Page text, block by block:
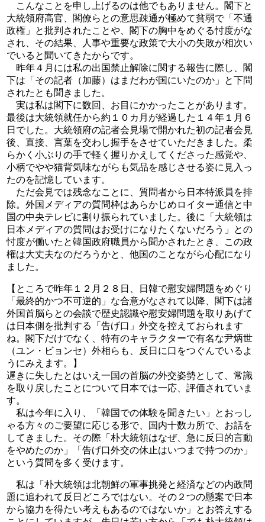
こんなことを申し上げるのは他でもありません。閣下と
大統領府高官、閣僚らとの意思疎通が極めて貧弱で「不通
政権」と批判されたことや、閣下の胸中をめぐる忖度がな
され、その結果、人事や重要な政策で大小の失敗が相次い
でいると聞いてきたからです。
昨年４月には私の出国禁止解除に関する報告に際し、閣
下は「その記者（加藤）はまだわが国にいたのか」と下問
されたとも聞きました。
実は私は閣下に数回、お目にかかったことがあります。
最後は大統領就任から約１０カ月が経過した１４年１月６
日でした。大統領府の記者会見場で開かれた初の記者会見
後、直接、言葉を交わし握手をさせていただきました。柔
らかく小ぶりの手で軽く握りかえしてくださった感覚や、
小柄でやや猫背気味ながらも気品を感じさせる姿に見入っ
たのを記憶しています。
ただ会見では残念なことに、質問者から日本特派員を排
除。外国メディアの質問枠はあらかじめロイター通信と中
国の中央テレビに割り振られていました。後に「大統領は
日本メディアの質問はお受けになりたくないだろう」との
忖度が働いたと韓国政府職員から聞かされたとき、この政
権は大丈夫なのだろうかと、他国のことながら心配になり
ました。
【ところで昨年１２月２８日、日韓で慰安婦問題をめぐり
「最終的かつ不可逆的」な合意がなされて以降、閣下は諸
外国首脳らとの会談で歴史認識や慰安婦問題を取りあげて
は日本側を批判する「告げ口」外交を控えておられます
ね。閣下だけでなく、特有のキャラクターで有名な尹炳世
（ユン・ビョンセ）外相らも、反日に口をつぐんでいるよ
うにみえます。】
遅きに失したとはいえ一国の首脳の外交姿勢として、常識
を取り戻したことについて日本では一応、評価されていま
す。
私は今年に入り、「韓国での体験を聞きたい」とおっし
ゃる方々のご要望に応じる形で、国内十数カ所で、お話を
してきました。その際「朴大統領はなぜ、急に反日的言動
をやめたのか」「告げ口外交の休止はいつまで持つのか」
という質問を多く受けます。
私は「朴大統領は北朝鮮の軍事挑発と経済などの内政問
題に追われて反日どころではない。その２つの懸案で日本
から協力を得たい考えもあるのではないか」とお答えする